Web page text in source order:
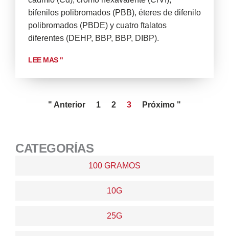
CATEGORÍAS
100 GRAMOS
10G
25G
bifenilos polibromados (PBB), éteres de difenilo
polibromados (PBDE) y cuatro ftalatos
diferentes (DEHP, BBP, BBP, DIBP).
LEE MAS "
" Anterior 1 2 3 Próximo "